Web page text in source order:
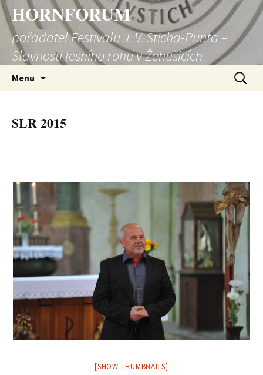
HORNFORUM
pořadatel Festivalu J. V. Sticha-Punta –
Slavnosti lesního rohu v Žehušicích
Menu
SLR 2015
[SHOW THUMBNAILS]